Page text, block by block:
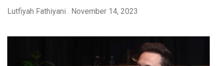
Lutfiyah Fathiyani . November 14, 2023